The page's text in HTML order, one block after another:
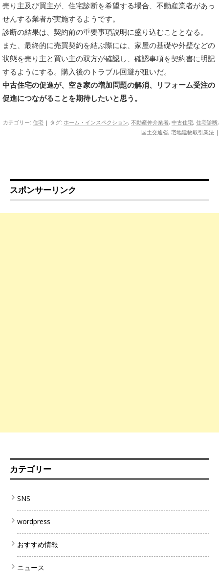
売り主及び買主が、住宅診断を希望する場合、不動産業者があっ
せんする業者が実施するようです。
診断の結果は、契約前の重要事項説明に盛り込むこととなる。
また、最終的に売買契約を結ぶ際には、家屋の基礎や外壁などの
状態を売り主と買い主の双方が確認し、確認事項を契約書に明記
するようにする。購入後のトラブル回避が狙いだ。
中古住宅の促進が、空き家の増加問題の解消、リフォーム受注の
促進につながることを期待したいと思う。
カテゴリー: 住宅 | タグ: ホーム・インスペクション, 不動産仲介業者, 中古住宅, 住宅診断,
国土交通省, 宅地建物取引業法 |
スポンサーリンク
カテゴリー
SNS
wordpress
おすすめ情報
ニュース